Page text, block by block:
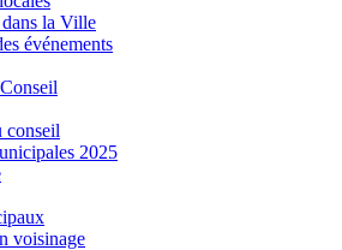
dans la Ville
événements
conseil
2025
voisinage